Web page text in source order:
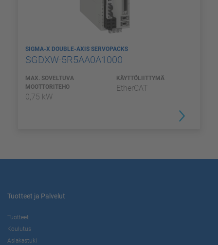
SIGMA-X DOUBLE-AXIS SERVOPACKS
SGDXW-5R5AA0A1000
MAX. SOVELTUVA
MOOTTORITEHO
0,75 kW
KÄYTTÖLIITTYMÄ
EtherCAT
Tuotteet ja Palvelut
Tuotteet
Koulutus
Asiakastuki